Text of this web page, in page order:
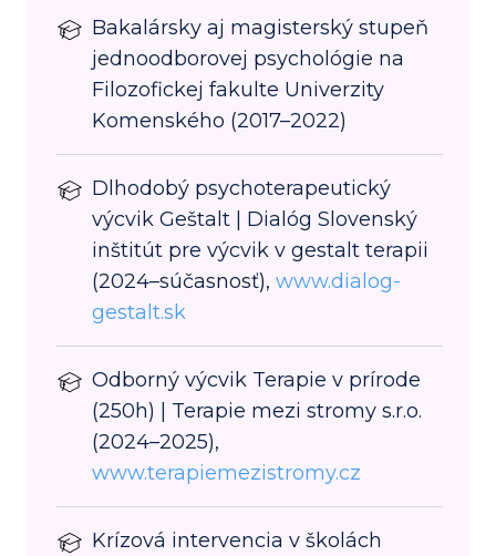
Bakalársky aj magisterský stupeň
jednoodborovej psychológie na
Filozofickej fakulte Univerzity
Komenského (2017–2022)
Dlhodobý psychoterapeutický
výcvik Geštalt | Dialóg Slovenský
inštitút pre výcvik v gestalt terapii
(2024–súčasnosť), www.dialog-
gestalt.sk
Odborný výcvik Terapie v prírode
(250h) | Terapie mezi stromy s.r.o.
(2024–2025),
www.terapiemezistromy.cz
Krízová intervencia v školách